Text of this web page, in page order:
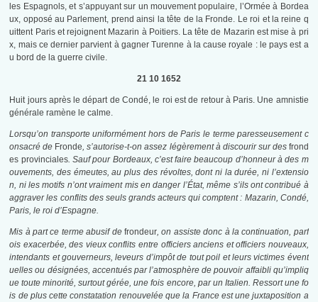
les Espagnols, et s’appuyant sur un mouvement populaire, l’Ormée à Bordea
ux, opposé au Parlement, prend ainsi la tête de la Fronde. Le roi et la reine q
uittent Paris et rejoignent Mazarin à Poitiers. La tête de Mazarin est mise à pri
x, mais ce dernier parvient à gagner Turenne à la cause royale : le pays est a
u bord de la guerre civile.
21 10 1652
Huit jours après le départ de Condé, le roi est de retour à Paris. Une amnistie
générale ramène le calme.
Lorsqu’on transporte uniformément hors de Paris le terme paresseusement c
onsacré de Fronde, s’autorise-t-on assez légèrement à discourir sur des frond
es provinciales. Sauf pour Bordeaux, c’est faire beaucoup d’honneur à des m
ouvements, des émeutes, au plus des révoltes, dont ni la durée, ni l’extensio
n, ni les motifs n’ont vraiment mis en danger l’État, même s’ils ont contribué à
aggraver les conflits des seuls grands acteurs qui comptent : Mazarin, Condé,
Paris, le roi d’Espagne.
Mis à part ce terme abusif de frondeur, on assiste donc à la continuation, parf
ois exacerbée, des vieux conflits entre officiers anciens et officiers nouveaux,
intendants et gouverneurs, leveurs d’impôt de tout poil et leurs victimes évent
uelles ou désignées, accentués par l’atmosphère de pouvoir affaibli qu’impliq
ue toute minorité, surtout gérée, une fois encore, par un Italien. Ressort une fo
is de plus cette constatation renouvelée que la France est une juxtaposition a